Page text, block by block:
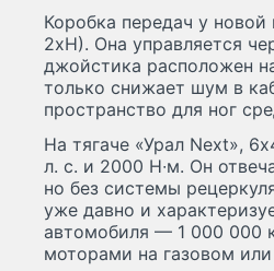
Коробка передач у новой
2хН). Она управляется
джойстика расположен
только снижает шум в
пространство для ног
На тягаче «Урал Next»,
л. с. и 2000 Н∙м. Он
но без системы
уже давно и
автомобиля — 1 000 000
моторами на газовом